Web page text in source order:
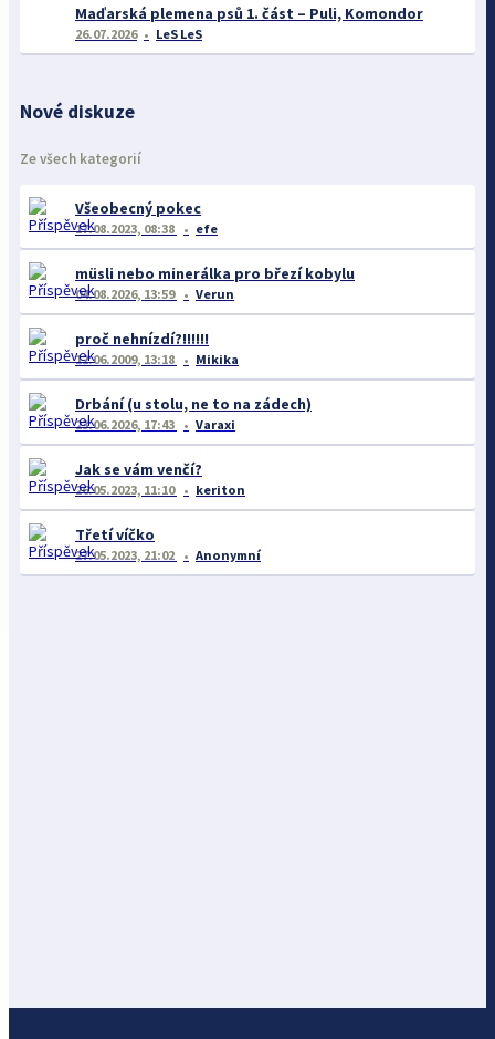
Maďarská plemena psů 1. část – Puli, Komondor
26.07.2026 LeS LeS
Nové diskuze
Ze všech kategorií
Všeobecný pokec
17.08.2023, 08:38 efe
müsli nebo minerálka pro březí kobylu
04.08.2026, 13:59 Verun
proč nehnízdí?!!!!!!
12.06.2009, 13:18 Mikika
Drbání (u stolu, ne to na zádech)
23.06.2026, 17:43 Varaxi
Jak se vám venčí?
26.05.2023, 11:10 keriton
Třetí víčko
27.05.2023, 21:02 Anonymní